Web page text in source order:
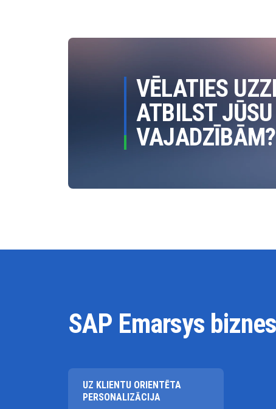
VĒLATIES
ATBILST
VAJADZĪBĀM?
SAP Emarsys
UZ KLIENTU ORIENTĒTA
PERSONALIZĀCIJA